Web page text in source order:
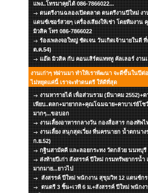
แพง..โทรมาคุยได้ 086-7866022...
ดนตรีงานฉลองเปิดตลาด ดนตรีงานปีใหม่ งา
แดนซ์เซอร์สวยๆ เครื่องเสียงให้เช่า โดยทีมงาน
มิวสิค โทร 086-7866022
ร้องเพลงจอใหญ่ ชัดเจน วันเกิดเจ้านายในดี
ต.ค.54)
แอ๊ด มิวสิค กับ คอนเสิร์ตแทททู คัลเลอร์ งาน
งานเก่าๆ ท่ผ่านมา ทำให้เราพัฒนา จะดีขึ้นในปีต่
ไม่หยุดแค่นี้ เราจะทำดนตรี ให้ดีที่สุด
งานหารายได้ เพื่อส่วนรวม (มีนาคม 2552)+ด
เพียบ..ตลก+มายากล+คุณโฉมฉาย+คาบาเร่ย์โช
มากๆ...ขอบอก
งานเลี้ยงอาหารกลางวัน กองสื่อสาร กองทัพไ
งานเลี้ยง สนุกสุดเวี่ยง ที่นครนายก น้ำตกนาง
ก.ย.52)
กฐินสามัคคี และลอยกระทง วัดกล้วย นนทบุรี
ส่งท้ายปีเก่า สังสรรค์ ปีใหม่ กรมทรัพยากรน้ำ
มากมาย...ยาวไป
สังสรรค์ ปีใหม่ พนักงาน สุขุมวิท 12 แดนซ์กร
ดนตรี 3 ชิ้น+เวที 6 ม.+สังสรรค์ ปีใหม่ พนักง